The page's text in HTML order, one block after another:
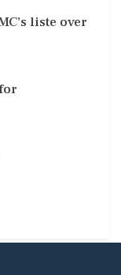
liste over